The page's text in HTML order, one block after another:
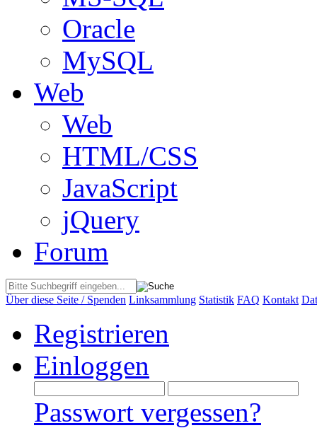
Oracle
MySQL
Web
Web
HTML/CSS
JavaScript
jQuery
Forum
Über diese Seite / Spenden Linksammlung Statistik FAQ Kontakt
Registrieren
Einloggen
Passwort vergessen?